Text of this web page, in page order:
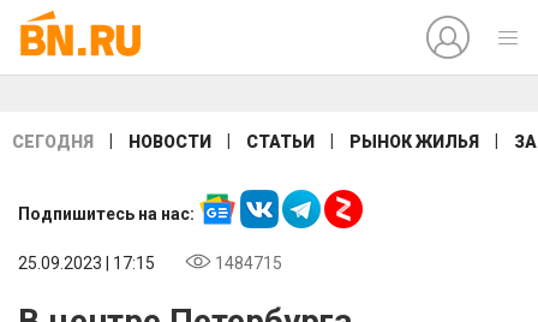
СЕГОДНЯ НОВОСТИ СТАТЬИ РЫНОК ЖИЛЬЯ
Подпишитесь на нас:
25.09.2023 | 17:15 1484715